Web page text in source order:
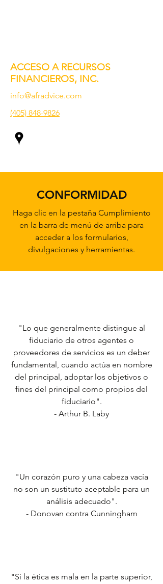
ACCESO A RECURSOS
FINANCIEROS, INC.
info@afradvice.com
(405) 848-9826
CONFORMIDAD
Haga clic en la pestaña Cumplimiento
en la barra de menú de arriba para
acceder a los formularios,
divulgaciones y herramientas.
"Lo que generalmente distingue al
fiduciario de otros agentes o
proveedores de servicios es un deber
fundamental, cuando actúa en nombre
del principal, adoptar los objetivos o
fines del principal como propios del
fiduciario".
- Arthur B. Laby
"Un corazón puro y una cabeza vacía
no son un sustituto aceptable para un
análisis adecuado".
- Donovan contra Cunningham
"Si la ética es mala en la parte superior,